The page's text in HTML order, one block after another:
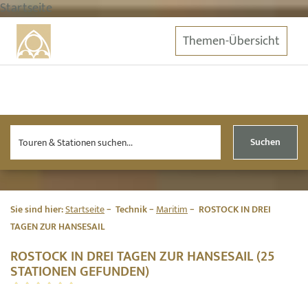
Startseite
Themen-Übersicht
Suchen
Sie sind hier:Startseite Technik Maritim
ROSTOCK IN DREI
TAGEN ZUR HANSESAIL
ROSTOCK IN DREI TAGEN ZUR HANSESAIL (25
STATIONEN GEFUNDEN)